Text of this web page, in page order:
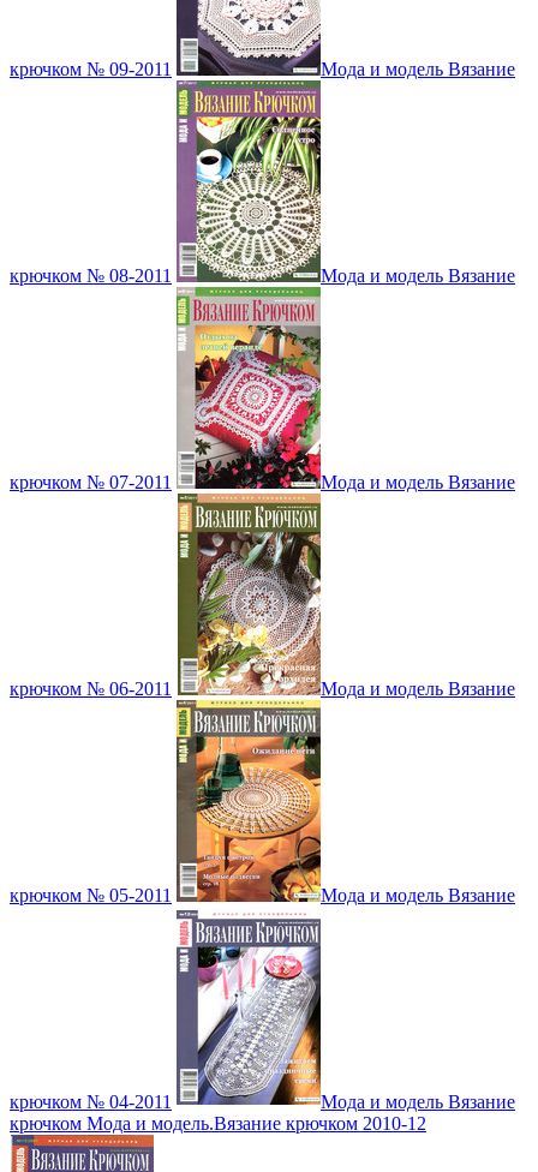
крючком № 09-2011 Мода и модель Вязание
крючком № 08-2011 Мода и модель Вязание
крючком № 07-2011 Мода и модель Вязание
крючком № 06-2011 Мода и модель Вязание
крючком № 05-2011 Мода и модель Вязание
крючком № 04-2011
Мода и модель Вязание
крючком Мода и модель.Вязание крючком 2010-12